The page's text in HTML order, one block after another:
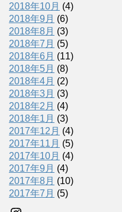
2018年10月 (4)
2018年9月 (6)
2018年8月 (3)
2018年7月 (5)
2018年6月 (11)
2018年5月 (8)
2018年4月 (2)
2018年3月 (3)
2018年2月 (4)
2018年1月 (3)
2017年12月 (4)
2017年11月 (5)
2017年10月 (4)
2017年9月 (4)
2017年8月 (10)
2017年7月 (5)